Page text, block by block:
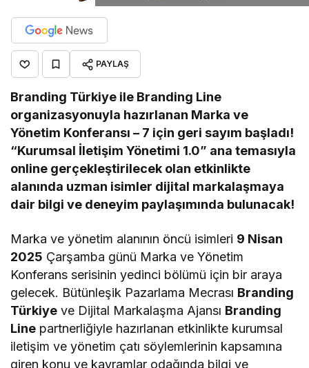
PAYLAŞ
Branding Türkiye ile Branding Line
organizasyonuyla hazırlanan Marka ve
Yönetim Konferansı – 7 için geri sayım başladı!
“Kurumsal İletişim Yönetimi 1.0” ana temasıyla
online gerçekleştirilecek olan etkinlikte
alanında uzman isimler dijital markalaşmaya
dair bilgi ve deneyim paylaşımında bulunacak!
Marka ve yönetim alanının öncü isimleri 9 Nisan
2025 Çarşamba günü Marka ve Yönetim
Konferans serisinin yedinci bölümü için bir araya
gelecek. Bütünleşik Pazarlama Mecrası Branding
Türkiye ve Dijital Markalaşma Ajansı Branding
Line partnerliğiyle hazırlanan etkinlikte kurumsal
iletişim ve yönetim çatı söylemlerinin kapsamına
giren konu ve kavramlar odağında bilgi ve